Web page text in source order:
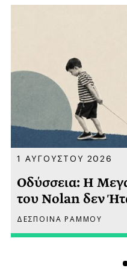
1 ΑΥΓΟΥΣΤΟΥ 2026
Οδύσσεια: Η
του Nolan δεν
ΔΕΣΠΟΙΝΑ ΡΑΜΜΟΥ